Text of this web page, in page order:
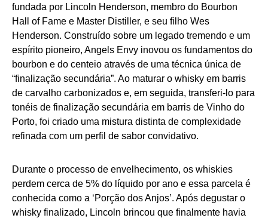
fundada por Lincoln Henderson, membro do Bourbon
Hall of Fame e Master Distiller, e seu filho Wes
Henderson. Construído sobre um legado tremendo e um
espírito pioneiro, Angels Envy inovou os fundamentos do
bourbon e do centeio através de uma técnica única de
“finalização secundária”. Ao maturar o whisky em barris
de carvalho carbonizados e, em seguida, transferi-lo para
tonéis de finalização secundária em barris de Vinho do
Porto, foi criado uma mistura distinta de complexidade
refinada com um perfil de sabor convidativo.
Durante o processo de envelhecimento, os whiskies
perdem cerca de 5% do líquido por ano e essa parcela é
conhecida como a ‘Porção dos Anjos’. Após degustar o
whisky finalizado, Lincoln brincou que finalmente havia